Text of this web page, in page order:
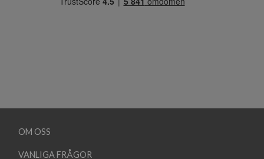
OM OSS
VANLIGA FRÅGOR